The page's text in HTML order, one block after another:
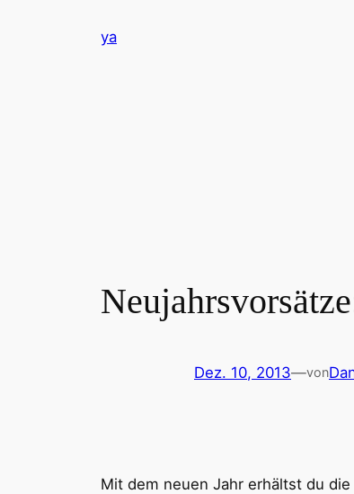
ya
Dez. 10, 2013—von
Mit dem neuen Jahr erhältst du